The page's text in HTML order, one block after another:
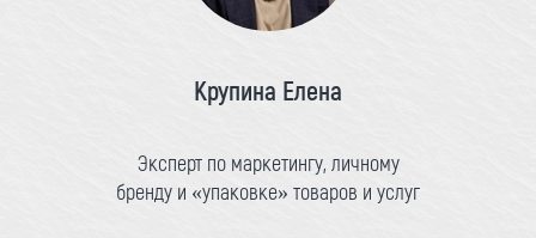
Крупина Елена
Эксперт по маркетингу, личному
бренду и «упаковке» товаров и услуг